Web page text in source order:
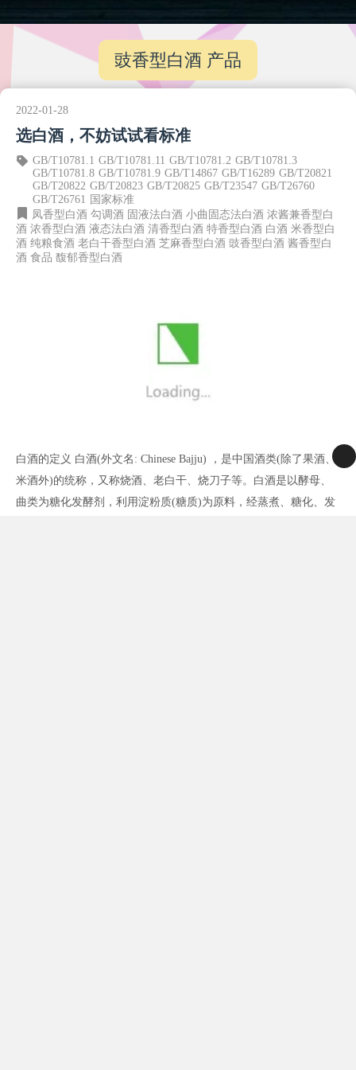
豉香型白酒 产品
2022-01-28
选白酒，不妨试试看标准
GB/T10781.1 GB/T10781.11 GB/T10781.2 GB/T10781.3
GB/T10781.8 GB/T10781.9 GB/T14867 GB/T16289 GB/T20821
GB/T20822 GB/T20823 GB/T20825 GB/T23547 GB/T26760
GB/T26761 国家标准
凤香型白酒 勾调酒 固液法白酒 小曲固态法白酒 浓酱兼香型白
酒 浓香型白酒 液态法白酒 清香型白酒 特香型白酒 白酒 米香型白
酒 纯粮食酒 老白干香型白酒 芝麻香型白酒 豉香型白酒 酱香型白
酒 食品 馥郁香型白酒
白酒的定义 白酒(外文名: Chinese Bajju) ，是中国酒类(除了果酒、
米酒外)的统称，又称烧酒、老白干、烧刀子等。白酒是以酵母、
曲类为糖化发酵剂，利用淀粉质(糖质)为原料，经蒸煮、糖化、发